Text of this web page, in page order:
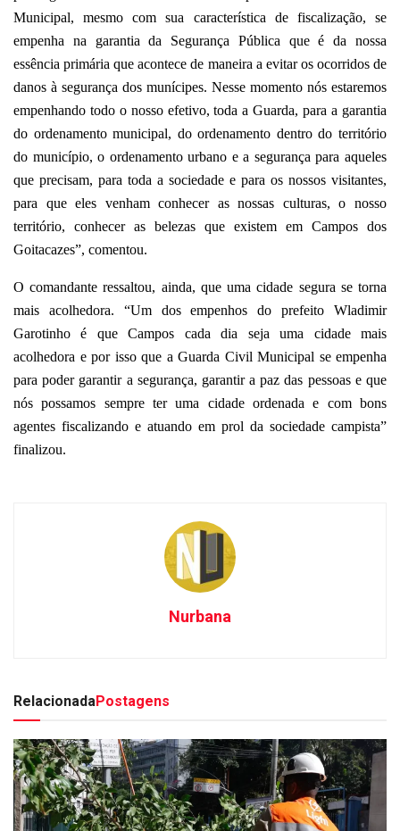
Municipal, mesmo com sua característica de fiscalização, se
empenha na garantia da Segurança Pública que é da nossa
essência primária que acontece de maneira a evitar os ocorridos de
danos à segurança dos munícipes. Nesse momento nós estaremos
empenhando todo o nosso efetivo, toda a Guarda, para a garantia
do ordenamento municipal, do ordenamento dentro do território
do município, o ordenamento urbano e a segurança para aqueles
que precisam, para toda a sociedade e para os nossos visitantes,
para que eles venham conhecer as nossas culturas, o nosso
território, conhecer as belezas que existem em Campos dos
Goitacazes”, comentou.
O comandante ressaltou, ainda, que uma cidade segura se torna
mais acolhedora. “Um dos empenhos do prefeito Wladimir
Garotinho é que Campos cada dia seja uma cidade mais
acolhedora e por isso que a Guarda Civil Municipal se empenha
para poder garantir a segurança, garantir a paz das pessoas e que
nós possamos sempre ter uma cidade ordenada e com bons
agentes fiscalizando e atuando em prol da sociedade campista”
finalizou.
Nurbana
RelacionadaPostagens